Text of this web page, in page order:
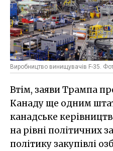
Виробництво винищувачів F-35.
Втім, заяви Трампа
Канаду ще одним
канадське
на рівні політичних
політику закупівлі